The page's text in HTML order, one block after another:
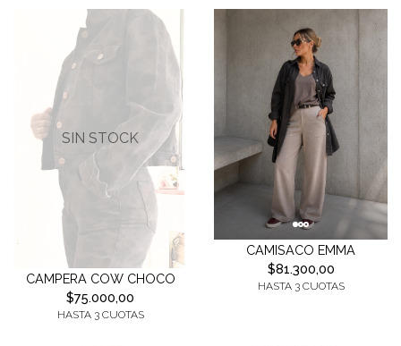
SIN STOCK
CAMPERA COW CHOCO
$75.000,00
HASTA 3 CUOTAS
CAMISACO EMMA
$81.300,00
HASTA 3 CUOTAS